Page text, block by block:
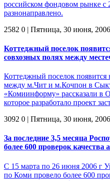
российском фондовом рынке с
разнонаправлено.
2582 0 | Пятница, 30 июня,
Коттеджный поселок
совхозных полях между
Коттеджный поселок
между м.Чит и м.Кочпон в
«Комиинформу» рассказали в
которое разработало проект
3092 0 | Пятница, 30 июня,
За последние 3,5 месяца
более 600 проверок качества
С 15 марта по 26 июня 2006 г
по Коми провело более 600